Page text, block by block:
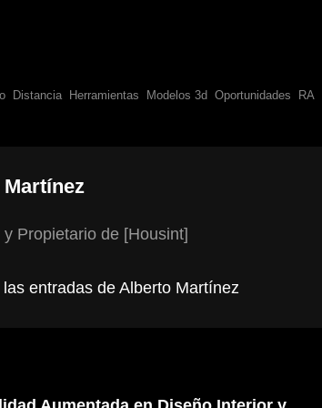
Distancia Herramientas Modelos 3d Oportunidades RA
y Propietario de [Housint]
entradas de Alberto Martínez